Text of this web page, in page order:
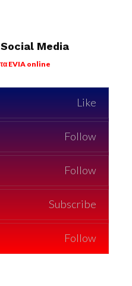
Media
EVIA online
Like
Follow
Follow
Subscribe
Follow